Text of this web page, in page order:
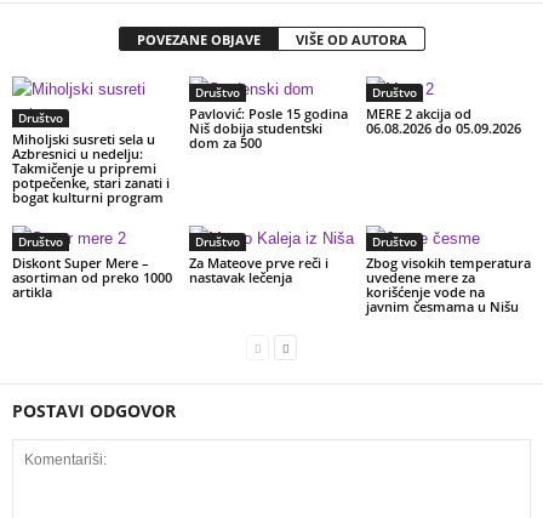
POVEZANE OBJAVE VIŠE OD AUTORA
Društvo
Miholjski susreti sela u
Azbresnici u nedelju:
Takmičenje u pripremi
potpečenke, stari zanati i
bogat kulturni program
Društvo
Pavlović: Posle 15 godina
Niš dobija studentski
dom za 500
Društvo
MERE 2 akcija od
06.08.2026 do 05.09.2026
Društvo
Diskont Super Mere –
asortiman od preko 1000
artikla
Društvo
Za Mateove prve reči i
nastavak lečenja
Društvo
Zbog visokih temperatura
uvedene mere za
korišćenje vode na
javnim česmama u Nišu
POSTAVI ODGOVOR